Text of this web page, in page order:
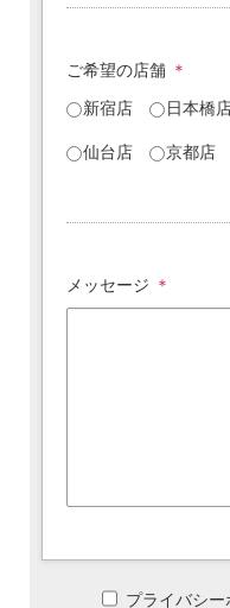
ご希望の店舗 ＊
新宿店 日本橋
仙台店 京都店
メッセージ ＊
プライバシ